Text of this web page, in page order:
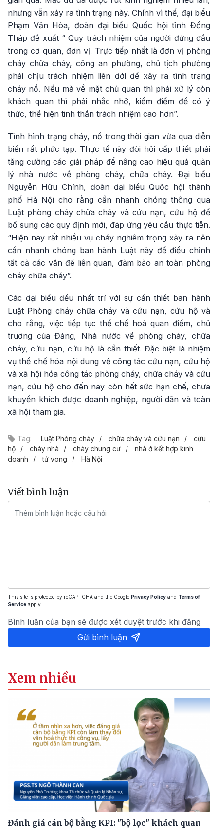
nhưng vẫn xảy ra tình trạng này. Chính vì thế, đại biểu
Phạm Văn Hòa, đoàn đại biểu Quốc hội tỉnh Đồng
Tháp đề xuất “ Quy trách nhiệm của người đứng đầu
trong cơ quan, đơn vị. Trực tiếp nhất là đơn vị phòng
cháy chữa cháy, công an phường, chủ tịch phường
phải chịu trách nhiệm liên đới để xảy ra tình trạng
cháy nổ. Nếu mà về mặt chủ quan thì phải xử lý còn
khách quan thì phải nhắc nhở, kiểm điểm để có ý
thức, thể hiện tinh thần trách nhiệm cao hơn”.
Tình hình trạng cháy, nổ trong thời gian vừa qua diễn
biến rất phức tạp. Thực tế này đòi hỏi cấp thiết phải
tăng cường các giải pháp để nâng cao hiệu quả quản
lý nhà nước về phòng cháy, chữa cháy. Đại biểu
Nguyễn Hữu Chính, đoàn đại biểu Quốc hội thành
phố Hà Nội cho rằng cần nhanh chóng thông qua
Luật phòng cháy chữa cháy và cứu nạn, cứu hộ để
bổ sung các quy định mới, đáp ứng yêu cầu thực tiễn.
“Hiện nay rất nhiều vụ cháy nghiêm trọng xảy ra nên
cần nhanh chóng ban hành Luật này để điều chỉnh
tất cả các vấn đề liên quan, đảm bảo an toàn phòng
cháy chữa cháy”.
Các đại biểu đều nhất trí với sự cần thiết ban hành
Luật Phòng cháy chữa cháy và cứu nạn, cứu hộ và
cho rằng, việc tiếp tục thể chế hoá quan điểm, chủ
trương của Đảng, Nhà nước về phòng cháy, chữa
cháy, cứu nạn, cứu hộ là cần thiết. Đặc biệt là nhiệm
vụ thể chế hóa nội dung về công tác cứu nạn, cứu hộ
và xã hội hóa công tác phòng cháy, chữa cháy và cứu
nạn, cứu hộ cho đến nay còn hết sức hạn chế, chưa
khuyến khích được doanh nghiệp, người dân và toàn
xã hội tham gia.
Tag: Luật Phòng cháy chữa cháy và cứu nạn
cứu
hộ
cháy nhà cháy chung cư
nhà ở kết hợp kinh
doanh
tử vong Hà Nội
Viết bình luận
This site is protected by reCAPTCHA and the Google Privacy Policy and Terms of
Service apply.
Bình luận của bạn sẽ được xét duyệt trước khi đăng
Gửi bình luận
Xem nhiều
Đánh giá cán bộ bằng KPI: "bộ lọc" khách quan